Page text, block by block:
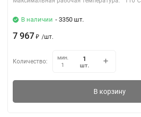
В наличии - 3350 шт.
7 967 ₽ /шт.
Количество:
мин.
1
шт.
В корзину